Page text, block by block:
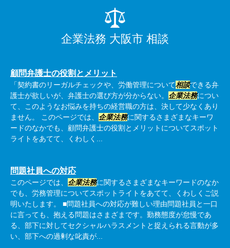
企業法務 大阪市 相談
顧問弁護士の役割とメリット
「契約書のリーガルチェックや、労働管理について相談できる弁
護士が欲しいが、弁護士の選び方が分からない。 企業法務につい
て、このようなお悩みを持ちの経営職の方は、決して少なくあり
ません。 このページでは、 企業法務に関するさまざまなキーワ
ードのなかでも、顧問弁護士の役割とメリットについてスポット
ライトをあてて、くわしく...
問題社員への対応
このページでは、 企業法務に関するさまざまなキーワードのなか
でも、労務管理についてスポットライトをあてて、くわしくご説
明いたします。 ■問題社員への対応が難しい理由問題社員と一口
に言っても、抱える問題はさまざまです。勤務態度が怠慢であ
る、部下に対してセクシャルハラスメントと捉えられる言動が多
い、部下への過剰な叱責が...